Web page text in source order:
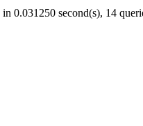
in 0.031250 second(s), 14